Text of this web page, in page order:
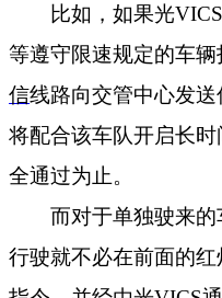
比如，如果光VICS
等遵守限速规定的车
信线路向交管中心发
将配合该车队开启长
全通过为止。
而对于单独驶来的
行驶就不必在前面的